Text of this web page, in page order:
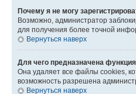
Почему я не могу
Возможно, администратор
для получения более точной
Вернуться наверх
Для чего предназначена
Она удаляет все файлы cookies,
возможность разрешена
Вернуться наверх